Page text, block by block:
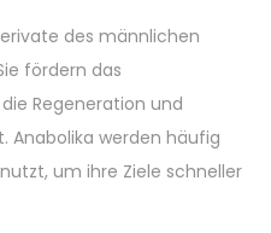
des männlichen
fördern das
Regeneration und
Anabolika werden häufig
um ihre Ziele schneller